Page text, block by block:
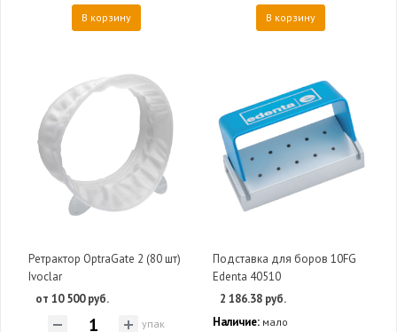
В корзину В корзину
Ретрактор OptraGate 2 (80 шт)
Ivoclar
от 10 500 руб.
упак
Подставка для боров 10FG
Edenta 40510
2 186.38 руб.
Наличие: мало